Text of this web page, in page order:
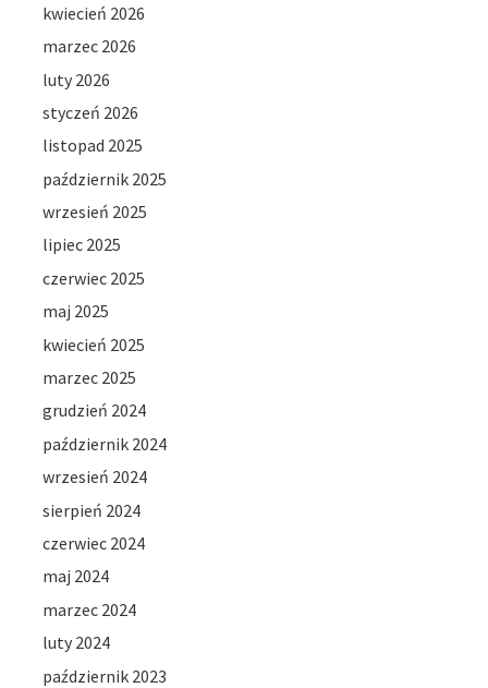
kwiecień 2026
marzec 2026
luty 2026
styczeń 2026
listopad 2025
październik 2025
wrzesień 2025
lipiec 2025
czerwiec 2025
maj 2025
kwiecień 2025
marzec 2025
grudzień 2024
październik 2024
wrzesień 2024
sierpień 2024
czerwiec 2024
maj 2024
marzec 2024
luty 2024
październik 2023